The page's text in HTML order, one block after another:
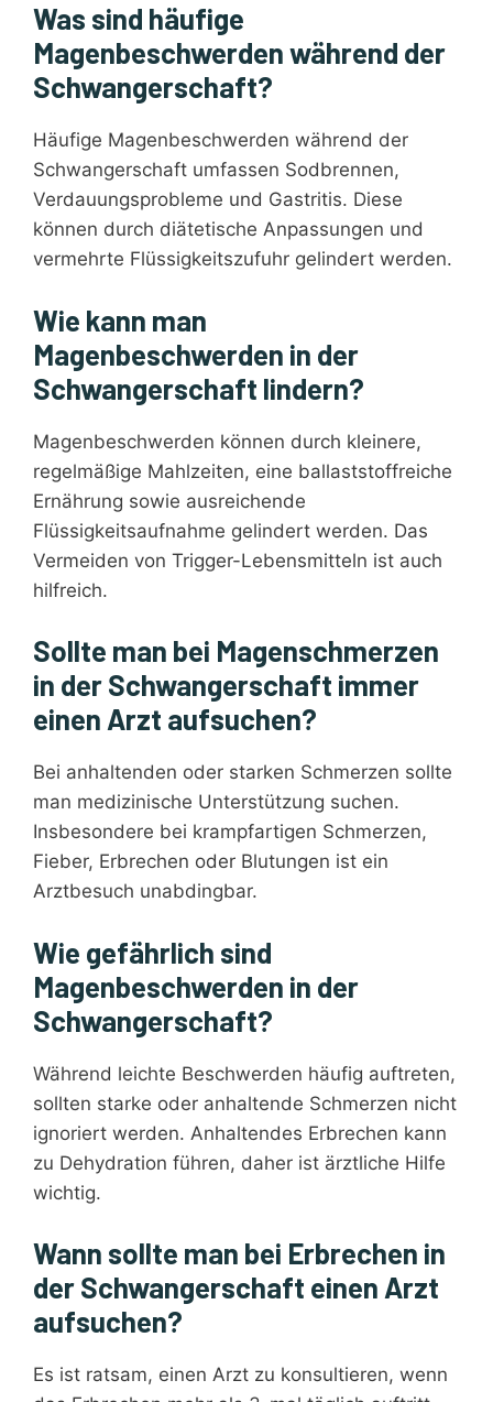
Was sind häufige
Magenbeschwerden während der
Schwangerschaft?
Häufige Magenbeschwerden während der
Schwangerschaft umfassen Sodbrennen,
Verdauungsprobleme und Gastritis. Diese
können durch diätetische Anpassungen und
vermehrte Flüssigkeitszufuhr gelindert werden.
Wie kann man
Magenbeschwerden in der
Schwangerschaft lindern?
Magenbeschwerden können durch kleinere,
regelmäßige Mahlzeiten, eine ballaststoffreiche
Ernährung sowie ausreichende
Flüssigkeitsaufnahme gelindert werden. Das
Vermeiden von Trigger-Lebensmitteln ist auch
hilfreich.
Sollte man bei Magenschmerzen
in der Schwangerschaft immer
einen Arzt aufsuchen?
Bei anhaltenden oder starken Schmerzen sollte
man medizinische Unterstützung suchen.
Insbesondere bei krampfartigen Schmerzen,
Fieber, Erbrechen oder Blutungen ist ein
Arztbesuch unabdingbar.
Wie gefährlich sind
Magenbeschwerden in der
Schwangerschaft?
Während leichte Beschwerden häufig auftreten,
sollten starke oder anhaltende Schmerzen nicht
ignoriert werden. Anhaltendes Erbrechen kann
zu Dehydration führen, daher ist ärztliche Hilfe
wichtig.
Wann sollte man bei Erbrechen in
der Schwangerschaft einen Arzt
aufsuchen?
Es ist ratsam, einen Arzt zu konsultieren, wenn